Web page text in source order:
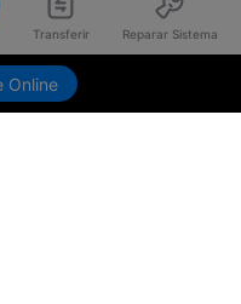
Transferir Reparar Sistema
Online